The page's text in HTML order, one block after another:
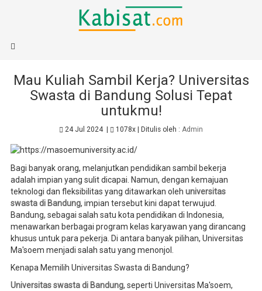
Mau Kuliah Sambil Kerja? Universitas
Swasta di Bandung Solusi Tepat
untukmu!
24 Jul 2024| 1078x| Ditulis oleh : Admin
Bagi banyak orang, melanjutkan pendidikan sambil bekerja
adalah impian yang sulit dicapai. Namun, dengan kemajuan
teknologi dan fleksibilitas yang ditawarkan oleh universitas
swasta di Bandung, impian tersebut kini dapat terwujud.
Bandung, sebagai salah satu kota pendidikan di Indonesia,
menawarkan berbagai program kelas karyawan yang dirancang
khusus untuk para pekerja. Di antara banyak pilihan, Universitas
Ma'soem menjadi salah satu yang menonjol.
Kenapa Memilih Universitas Swasta di Bandung?
Universitas swasta di Bandung, seperti Universitas Ma'soem,